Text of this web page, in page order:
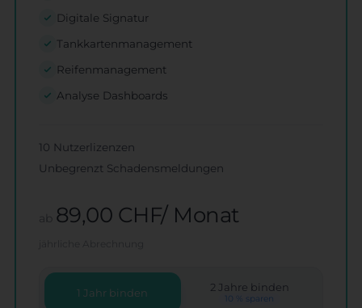
Digitale Signatur
Tankkartenmanagement
Reifenmanagement
Analyse Dashboards
10 Nutzerlizenzen
Unbegrenzt Schadensmeldungen
ab 89,00 CHF/ Monat
1 Jahr binden 2 Jahre binden
10 % sparen